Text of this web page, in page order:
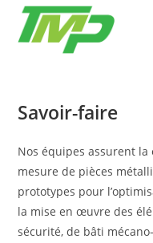
Savoir-faire
Nos équipes assurent
mesure de pièces
prototypes pour
la mise en œuvre des
sécurité, de bâti